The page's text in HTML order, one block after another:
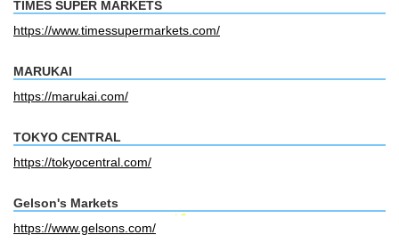
TIMES SUPER MARKETS
https://www.timessupermarkets.com/
MARUKAI
https://marukai.com/
TOKYO CENTRAL
https://tokyocentral.com/
Gelson's Markets
https://www.gelsons.com/